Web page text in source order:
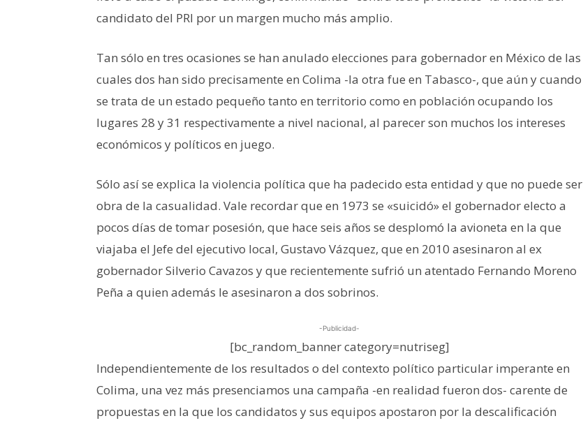
candidato del PRI por un margen mucho más amplio.
Tan sólo en tres ocasiones se han anulado elecciones para gobernador en México de las
cuales dos han sido precisamente en Colima -la otra fue en Tabasco-, que aún y cuando
se trata de un estado pequeño tanto en territorio como en población ocupando los
lugares 28 y 31 respectivamente a nivel nacional, al parecer son muchos los intereses
económicos y políticos en juego.
Sólo así se explica la violencia política que ha padecido esta entidad y que no puede ser
obra de la casualidad. Vale recordar que en 1973 se «suicidó» el gobernador electo a
pocos días de tomar posesión, que hace seis años se desplomó la avioneta en la que
viajaba el Jefe del ejecutivo local, Gustavo Vázquez, que en 2010 asesinaron al ex
gobernador Silverio Cavazos y que recientemente sufrió un atentado Fernando Moreno
Peña a quien además le asesinaron a dos sobrinos.
-Publicidad-
[bc_random_banner category=nutriseg]
Independientemente de los resultados o del contexto político particular imperante en
Colima, una vez más presenciamos una campaña -en realidad fueron dos- carente de
propuestas en la que los candidatos y sus equipos apostaron por la descalificación